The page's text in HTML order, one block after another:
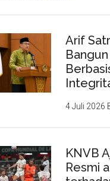
Arif
4 Juli 2026
KNVB
Resmi